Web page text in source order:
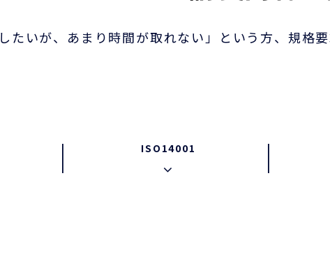
たいが、あまり時間が取れない」という方、規格
ISO14001